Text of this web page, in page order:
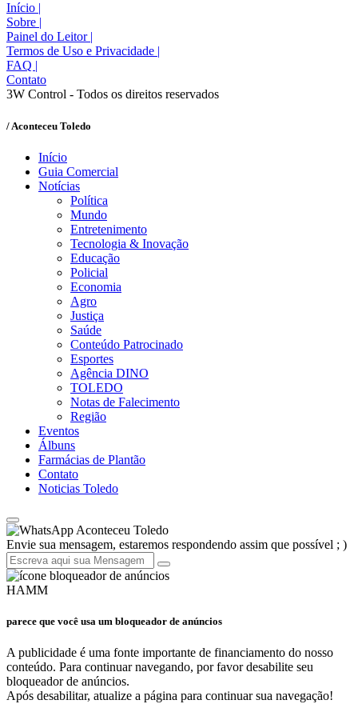
Início |
Sobre |
Painel do Leitor |
Termos de Uso e Privacidade |
FAQ |
Contato
3W Control - Todos os direitos reservados
/ Aconteceu Toledo
Início
Guia Comercial
Notícias
Política
Mundo
Entretenimento
Tecnologia & Inovação
Educação
Policial
Economia
Agro
Justiça
Saúde
Conteúdo Patrocinado
Esportes
Agência DINO
TOLEDO
Notas de Falecimento
Região
Eventos
Álbuns
Farmácias de Plantão
Contato
Noticias Toledo
Aconteceu Toledo
Envie sua mensagem, estaremos respondendo assim que possível ; )
HAMM
parece que você usa um bloqueador de anúncios
A publicidade é uma fonte importante de financiamento do nosso
conteúdo. Para continuar navegando, por favor desabilite seu
bloqueador de anúncios.
Após desabilitar, atualize a página para continuar sua navegação!